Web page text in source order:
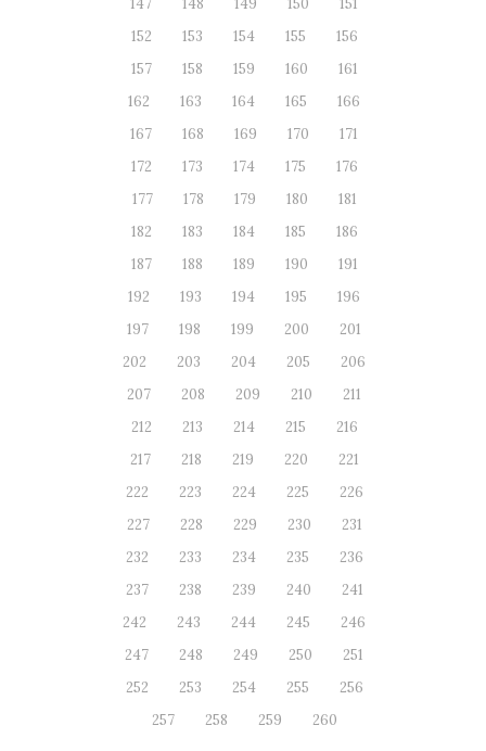
147
148 149 150
151
152
153 154 155
156
157
158 159 160
161
162
163 164 165
166
167
168 169 170
171
172
173 174 175
176
177
178 179 180
181
182
183 184 185
186
187
188 189 190
191
192
193 194 195
196
197
198 199 200
201
202
203 204 205
206
207
208 209 210
211
212
213 214 215
216
217
218 219 220
221
222
223 224 225
226
227
228 229 230
231
232
233 234 235
236
237
238 239 240
241
242
243 244 245
246
247
248 249 250
251
252
253 254 255
256
257
258 259 260